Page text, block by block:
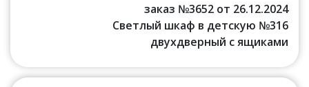
заказ №3652 от 26.12.2024
Светлый шкаф в детскую №316
двухдверный с ящиками